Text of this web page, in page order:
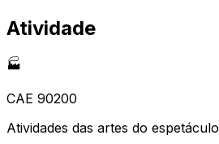
Atividade
🏭
CAE 90200
Atividades das artes do espetáculo